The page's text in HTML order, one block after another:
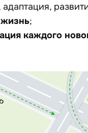
адаптация,
;
каждого